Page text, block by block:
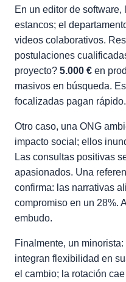
En un editor de
estancos; el
videos colaborativos.
postulaciones
proyecto? 5.000 € en
masivos en búsqueda.
focalizadas pagan rápido.
Otro caso, una ONG
impacto social; ellos
Las consultas positivas
apasionados. Una
confirma: las narrativas
compromiso en un 28%.
embudo.
Finalmente, un
integran flexibilidad en
el cambio; la rotación